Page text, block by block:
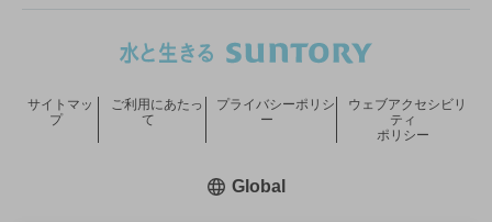
サイトマッ
プ
ご利用にあたっ
て
プライバシーポリシ
ー
ウェブアクセシビリ
ティ
ポリシー
Global新しいウィンドウで開く